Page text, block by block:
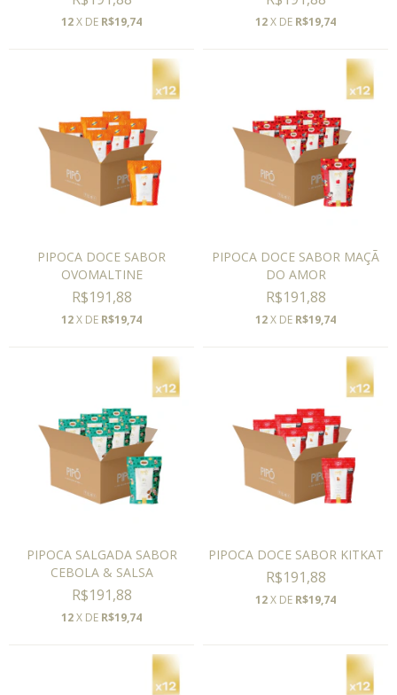
12X DE R$19,74 12X DE R$19,74
PIPOCA DOCE SABOR
OVOMALTINE
R$191,88
12X DE R$19,74
PIPOCA DOCE SABOR MAÇÃ
DO AMOR
R$191,88
12X DE R$19,74
PIPOCA SALGADA SABOR
CEBOLA & SALSA
R$191,88
12X DE R$19,74
PIPOCA DOCE SABOR KITKAT
R$191,88
12X DE R$19,74